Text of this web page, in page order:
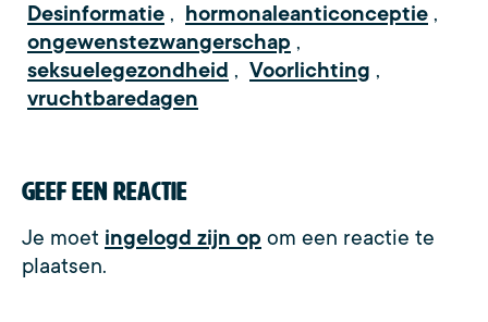
Desinformatie , hormonaleanticonceptie ,
ongewenstezwangerschap ,
seksuelegezondheid , Voorlichting ,
vruchtbaredagen
Geef een reactie
Je moet ingelogd zijn op om een reactie te
plaatsen.